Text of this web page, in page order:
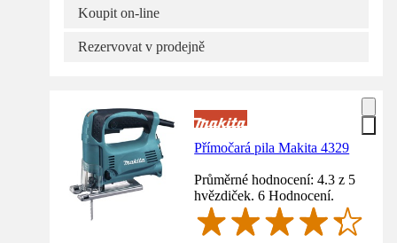
Koupit on-line
Rezervovat v prodejně
Přímočará pila Makita 4329
Průměrné hodnocení: 4.3 z 5
hvězdiček. 6 Hodnocení.